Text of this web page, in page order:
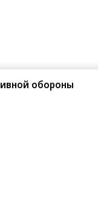
обороны